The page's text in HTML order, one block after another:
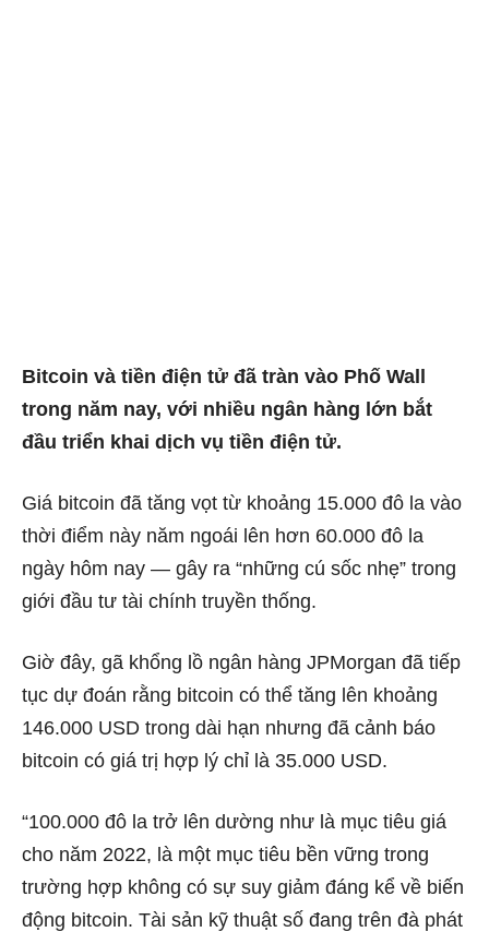
Bitcoin và tiền điện tử đã tràn vào Phố Wall
trong năm nay, với nhiều ngân hàng lớn bắt
đầu triển khai dịch vụ tiền điện tử.
Giá bitcoin đã tăng vọt từ khoảng 15.000 đô la vào
thời điểm này năm ngoái lên hơn 60.000 đô la
ngày hôm nay — gây ra “những cú sốc nhẹ” trong
giới đầu tư tài chính truyền thống.
Giờ đây, gã khổng lồ ngân hàng JPMorgan đã tiếp
tục dự đoán rằng bitcoin có thể tăng lên khoảng
146.000 USD trong dài hạn nhưng đã cảnh báo
bitcoin có giá trị hợp lý chỉ là 35.000 USD.
“100.000 đô la trở lên dường như là mục tiêu giá
cho năm 2022, là một mục tiêu bền vững trong
trường hợp không có sự suy giảm đáng kể về biến
động bitcoin. Tài sản kỹ thuật số đang trên đà phát